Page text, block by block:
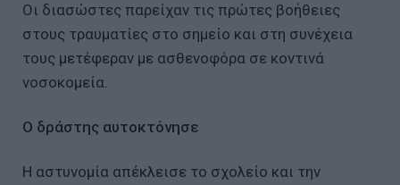
Οι διασώστες παρείχαν τις πρώτες βοήθειες
στους τραυματίες στο σημείο και στη συνέχεια
τους μετέφεραν με ασθενοφόρα σε κοντινά
νοσοκομεία.
Ο δράστης αυτοκτόνησε
Η αστυνομία απέκλεισε το σχολείο και την